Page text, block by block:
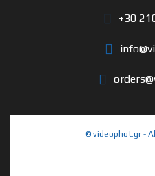
+30
© videophot.gr -